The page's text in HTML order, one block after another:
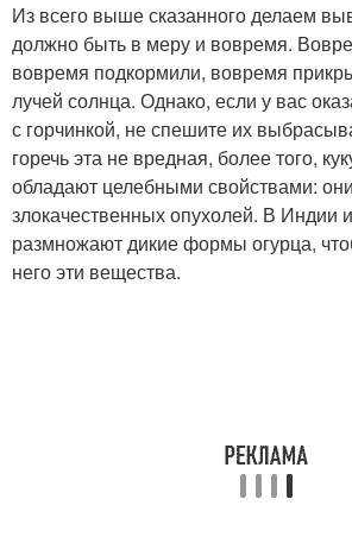
Из всего выше сказанного делаем
должно быть в меру и вовремя.
вовремя подкормили, вовремя
лучей солнца. Однако, если у вас
с горчинкой, не спешите их
горечь эта не вредная, более того,
обладают целебными свойствами:
злокачественных опухолей. В Индии
размножают дикие формы огурца,
него эти вещества.